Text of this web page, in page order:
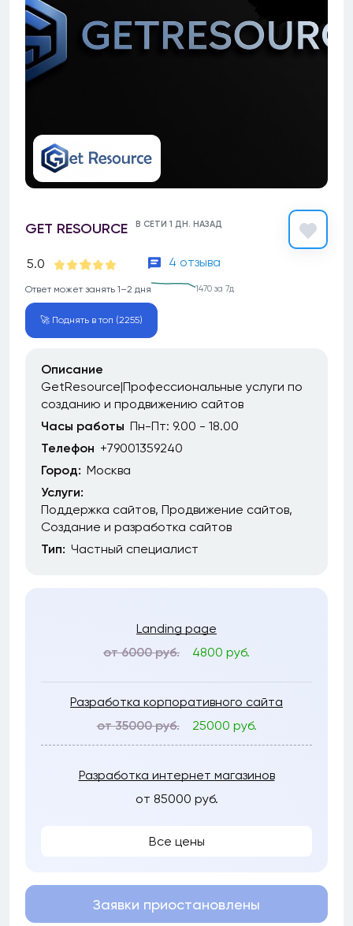
GET RESOURCE В СЕТИ 1 ДН. НАЗАД
5.0 4 отзыва
Ответ может занять 1–2 дня 1470 за 7д
🚀 Поднять в топ (2255)
Описание
GetResource|Профессиональные услуги по
созданию и продвижению сайтов
Часы работы Пн-Пт: 9.00 - 18.00
Телефон +79001359240
Город: Москва
Услуги:
Поддержка сайтов Продвижение сайтов
Создание и разработка сайтов
Тип: Частный специалист
Landing page
от 6000 руб.
4800 руб.
Разработка корпоративного сайта
от 35000 руб.
25000 руб.
Разработка интернет магазинов
от 85000 руб.
Все цены
Заявки приостановлены